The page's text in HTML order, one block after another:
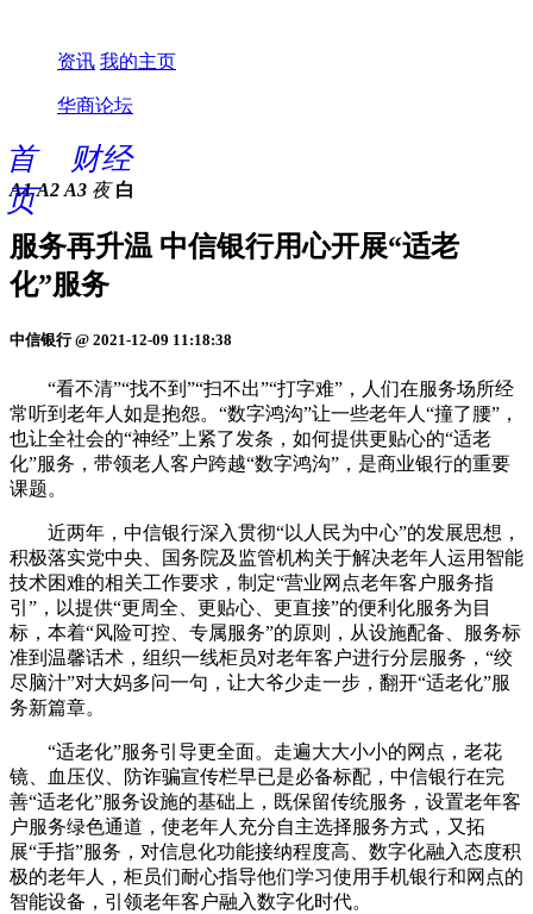
资讯 我的主页
华商论坛
首
页
财经
A1 A2 A3 夜 白
服务再升温 中信银行用心开展“适老
化”服务
中信银行 @ 2021-12-09 11:18:38
“看不清”“找不到”“扫不出”“打字难”，人们在服务场所经
常听到老年人如是抱怨。“数字鸿沟”让一些老年人“撞了腰”，
也让全社会的“神经”上紧了发条，如何提供更贴心的“适老
化”服务，带领老人客户跨越“数字鸿沟”，是商业银行的重要
课题。
近两年，中信银行深入贯彻“以人民为中心”的发展思想，
积极落实党中央、国务院及监管机构关于解决老年人运用智能
技术困难的相关工作要求，制定“营业网点老年客户服务指
引”，以提供“更周全、更贴心、更直接”的便利化服务为目
标，本着“风险可控、专属服务”的原则，从设施配备、服务标
准到温馨话术，组织一线柜员对老年客户进行分层服务，“绞
尽脑汁”对大妈多问一句，让大爷少走一步，翻开“适老化”服
务新篇章。
“适老化”服务引导更全面。走遍大大小小的网点，老花
镜、血压仪、防诈骗宣传栏早已是必备标配，中信银行在完
善“适老化”服务设施的基础上，既保留传统服务，设置老年客
户服务绿色通道，使老年人充分自主选择服务方式，又拓
展“手指”服务，对信息化功能接纳程度高、数字化融入态度积
极的老年人，柜员们耐心指导他们学习使用手机银行和网点的
智能设备，引领老年客户融入数字化时代。